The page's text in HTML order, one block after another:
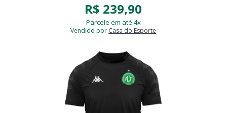
R$ 239,90
Parcele em até 4x
Vendido por Casa do Esporte